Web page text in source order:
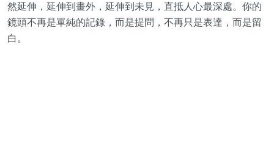
然延伸，延伸到畫外，延伸到未見，直抵人心最深處。你的
鏡頭不再是單純的記錄，而是提問，不再只是表達，而是留
白。